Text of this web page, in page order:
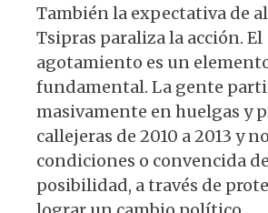
También la expectativa de
Tsipras paraliza la acción. El
agotamiento es un
fundamental. La gente
masivamente en huelgas y
callejeras de 2010 a 2013 y
condiciones o convencida
posibilidad, a través de